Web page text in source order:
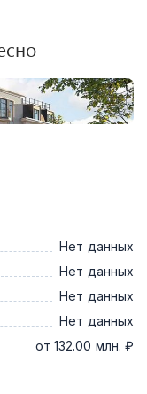
Нет данных
Нет данных
Нет данных
Нет данных
от 132.00 млн. ₽